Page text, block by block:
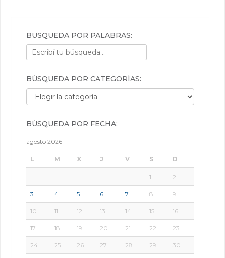
BÚSQUEDA POR PALABRAS:
BÚSQUEDA POR CATEGORÍAS:
Búsqueda por categorías:
BÚSQUEDA POR FECHA:
agosto 2026
L M X J V S D
1 2
3 4 5 6 7 8 9
10 11 12 13 14 15 16
17 18 19 20 21 22 23
24 25 26 27 28 29 30